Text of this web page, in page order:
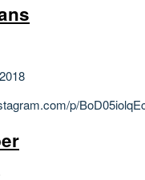
p/